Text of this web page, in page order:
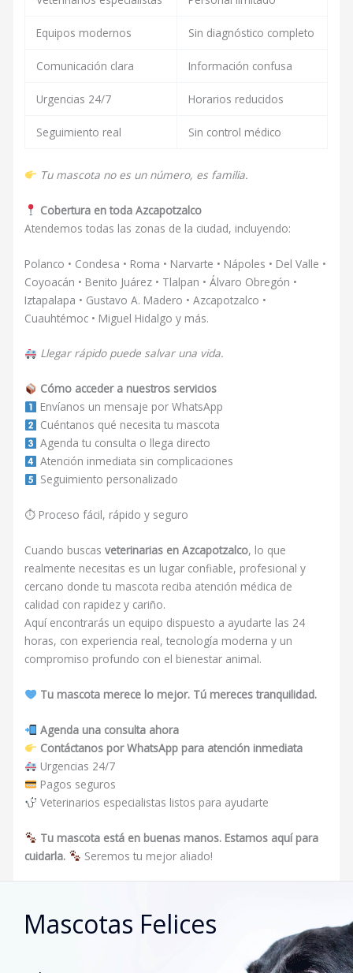
Equipos modernos Sin diagnóstico completo
Comunicación clara Información confusa
Urgencias 24/7 Horarios reducidos
Seguimiento real Sin control médico
Tu mascota no es un número, es familia.
Cobertura en toda Azcapotzalco
Atendemos todas las zonas de la ciudad, incluyendo:
Polanco • Condesa • Roma • Narvarte • Nápoles • Del Valle •
Coyoacán • Benito Juárez • Tlalpan • Álvaro Obregón •
Iztapalapa • Gustavo A. Madero • Azcapotzalco •
Cuauhtémoc • Miguel Hidalgo y más.
Llegar rápido puede salvar una vida.
Cómo acceder a nuestros servicios
Envíanos un mensaje por WhatsApp
Cuéntanos qué necesita tu mascota
Agenda tu consulta o llega directo
Atención inmediata sin complicaciones
Seguimiento personalizado
⏱ Proceso fácil, rápido y seguro
Cuando buscasveterinarias en Azcapotzalco, lo que
realmente necesitas es un lugar confiable, profesional y
cercano donde tu mascota reciba atención médica de
calidad con rapidez y cariño.
Aquí encontrarás un equipo dispuesto a ayudarte las 24
horas, con experiencia real, tecnología moderna y un
compromiso profundo con el bienestar animal.
Tu mascota merece lo mejor. Tú mereces tranquilidad.
Agenda una consulta ahora
Contáctanos por WhatsApp para atención inmediata
Urgencias 24/7
Pagos seguros
Veterinarios especialistas listos para ayudarte
Tu mascota está en buenas manos. Estamos aquí para
cuidarla.
Seremos tu mejor aliado!
Mascotas Felices